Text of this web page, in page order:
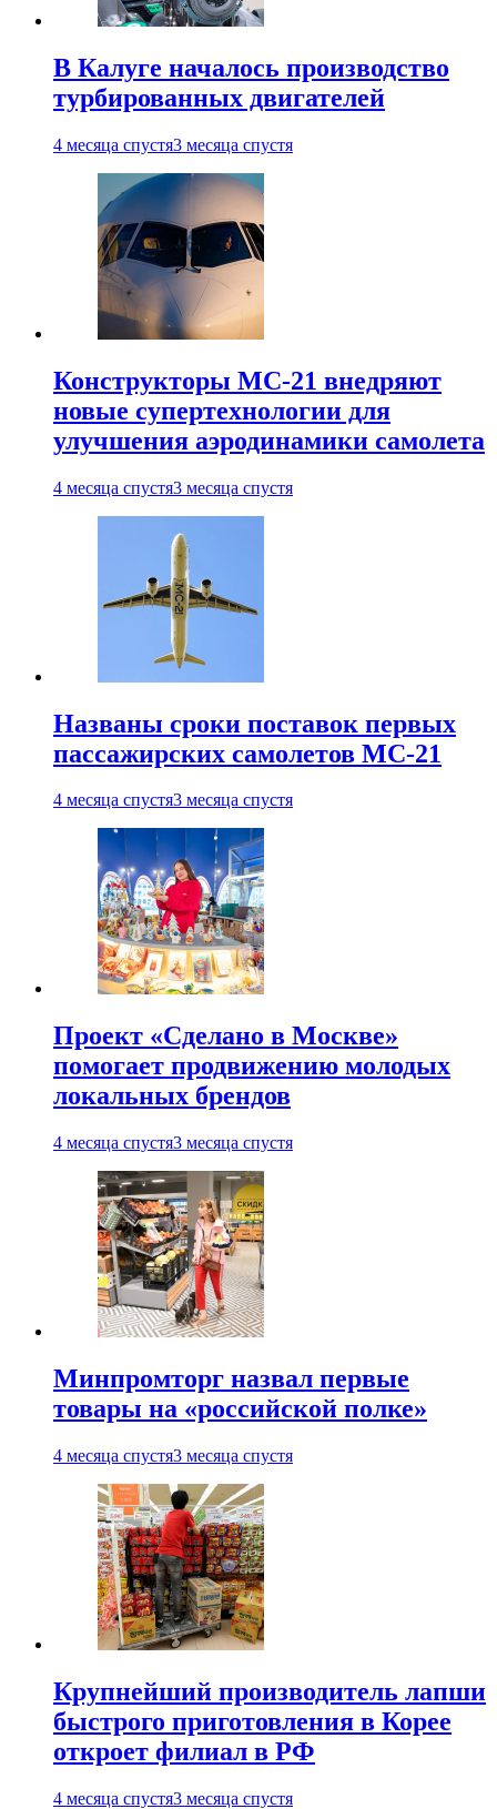
В Калуге началось производство
турбированных двигателей
4 месяца спустя3 месяца спустя
Конструкторы МС-21 внедряют
новые супертехнологии для
улучшения аэродинамики самолета
4 месяца спустя3 месяца спустя
Названы сроки поставок первых
пассажирских самолетов МС-21
4 месяца спустя3 месяца спустя
Проект «Сделано в Москве»
помогает продвижению молодых
локальных брендов
4 месяца спустя3 месяца спустя
Минпромторг назвал первые
товары на «российской полке»
4 месяца спустя3 месяца спустя
Крупнейший производитель лапши
быстрого приготовления в Корее
откроет филиал в РФ
4 месяца спустя3 месяца спустя